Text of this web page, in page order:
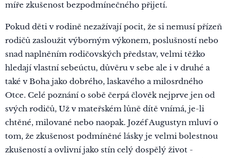
míře zkušenost bezpodmínečného přijetí.
Pokud děti v rodině nezažívají pocit, že si nemusí přízeň
rodičů zasloužit výborným výkonem, poslušností nebo
snad naplněním rodičovských představ, velmi těžko
hledají vlastní sebeúctu, důvěru v sebe ale i v druhé a
také v Boha jako dobrého, laskavého a milosrdného
Otce. Celé poznání o sobě čerpá člověk nejprve jen od
svých rodičů, Už v mateřském lůně dítě vnímá, je-li
chtěné, milované nebo naopak. Jozéf Augustyn mluví o
tom, že zkušenost podmíněné lásky je velmi bolestnou
zkušeností a ovlivní jako stín celý dospělý život -